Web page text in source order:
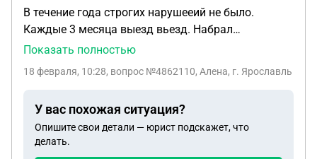
В течение года строгих нарушееий не было.
Каждые 3 месяца выезд вьезд. Набрал
привышение по нахождению в России. Позже
Пошел в миграционную службу. Хотел всё по
её отменить с помощью юристов.
Показать полностью
18 февраля, 10:28, вопрос №4862110, Алена, г. Ярославль
У вас похожая ситуация?
Опишите свои детали — юрист подскажет, что
делать.